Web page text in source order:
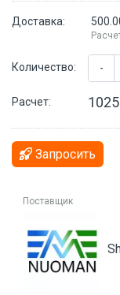
Доставка:
Количество: -
Расчет:
Запросить
Поставщик